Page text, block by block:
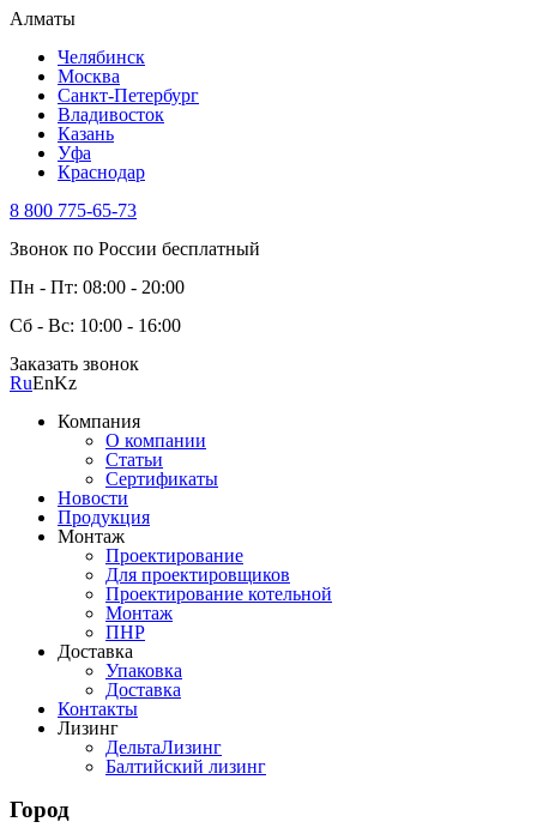
Алматы
Челябинск
Москва
Санкт-Петербург
Владивосток
Казань
Уфа
Краснодар
8 800 775-65-73
Звонок по России бесплатный
Пн - Пт: 08:00 - 20:00
Сб - Вс: 10:00 - 16:00
Заказать звонок
RuEnKz
Компания
О компании
Статьи
Сертификаты
Новости
Продукция
Монтаж
Проектирование
Для проектировщиков
Проектирование котельной
Монтаж
ПНР
Доставка
Упаковка
Доставка
Контакты
Лизинг
ДельтаЛизинг
Балтийский лизинг
Город